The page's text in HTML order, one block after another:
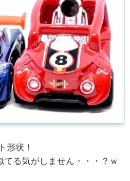
形状！
てる気がしません・・・？ｗ